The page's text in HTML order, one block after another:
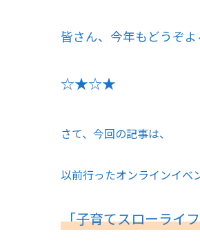
皆さん、今年もどうぞ
☆★☆★
さて、今回の記事は、
以前行ったオンラインイベ
「子育てスローライ